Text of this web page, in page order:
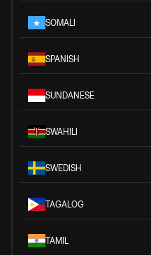
SOMALI
SPANISH
SUNDANESE
SWAHILI
SWEDISH
TAGALOG
TAMIL